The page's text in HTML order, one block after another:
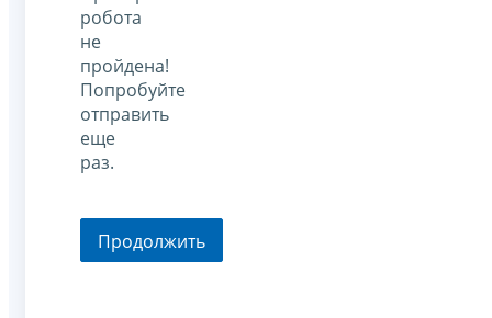
робота
не
пройдена!
Попробуйте
отправить
еще
раз.
Продолжить